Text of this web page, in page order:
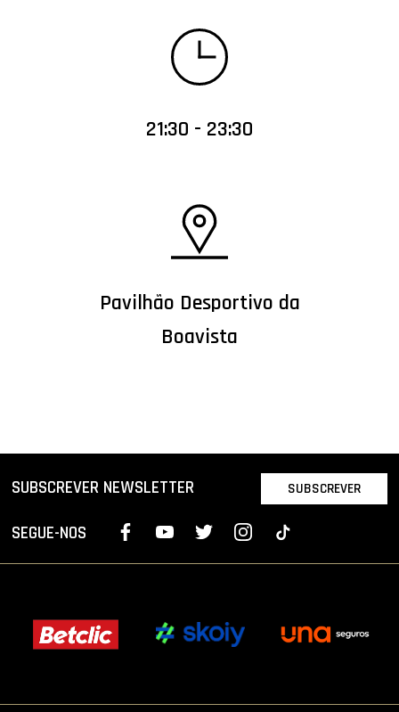
21:30 - 23:30
Pavilhão Desportivo da
Boavista
SUBSCREVER NEWSLETTER SUBSCREVER
SEGUE-NOS